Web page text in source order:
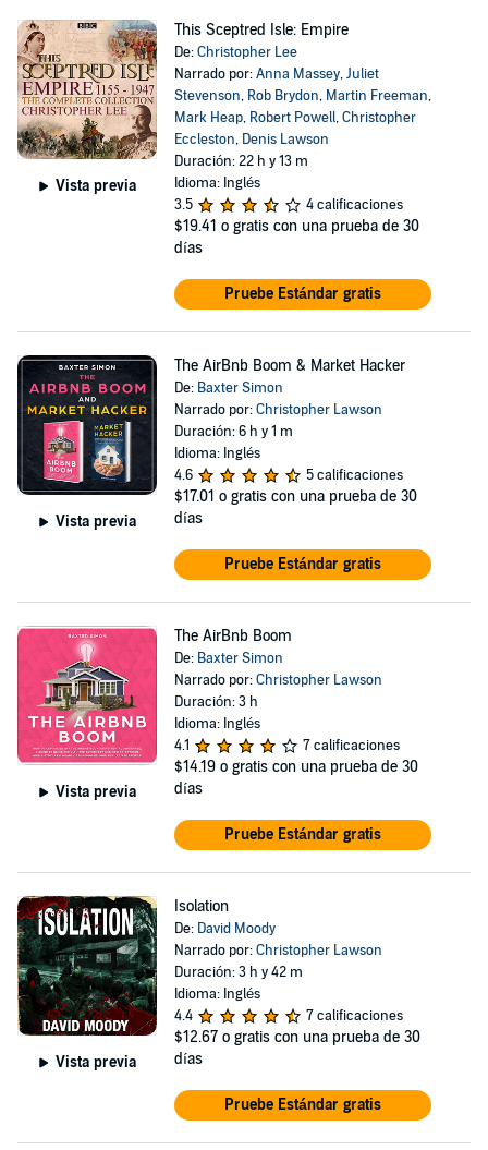
Vista previa
This Sceptred Isle: Empire
De:Christopher Lee
Narrado por:Anna Massey,Juliet
Stevenson, Rob Brydon, Martin Freeman,
Mark Heap, Robert Powell,Christopher
Eccleston, Denis Lawson
Duración: 22 h y 13 m
Idioma: Inglés
3.5
4 calificaciones
$19.41 o gratis con una prueba de 30
días
Pruebe Estándar gratis
Vista previa
The AirBnb Boom & Market Hacker
De: Baxter Simon
Narrado por:Christopher Lawson
Duración: 6 h y 1 m
Idioma: Inglés
4.6
5 calificaciones
$17.01 o gratis con una prueba de 30
días
Pruebe Estándar gratis
Vista previa
The AirBnb Boom
De: Baxter Simon
Narrado por:Christopher Lawson
Duración: 3 h
Idioma: Inglés
4.1
7 calificaciones
$14.19 o gratis con una prueba de 30
días
Pruebe Estándar gratis
Vista previa
Isolation
De: David Moody
Narrado por:Christopher Lawson
Duración: 3 h y 42 m
Idioma: Inglés
4.4
7 calificaciones
$12.67 o gratis con una prueba de 30
días
Pruebe Estándar gratis